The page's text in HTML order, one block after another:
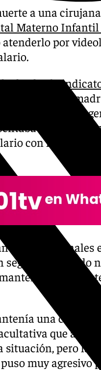
a una
Materno Infantil
atenderlo por
desde el
lugar en la
al servicio de
una
con los
los profesionales
realizando
al
una
que
situación, pero la
muy agresivo